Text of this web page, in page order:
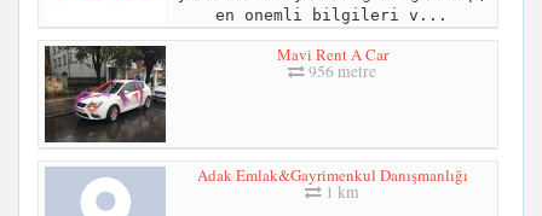
en onemli bilgileri v...
Mavi Rent A Car
956 metre
Adak Emlak&Gayrimenkul Danışmanlığı
1 km